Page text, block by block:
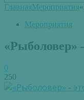
ГлавнаяМероприятия
Мероприятия
«Рыболовер»
0
250